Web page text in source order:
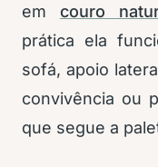
em couro
prática ela
sofá, apoio
convivência ou
que segue a